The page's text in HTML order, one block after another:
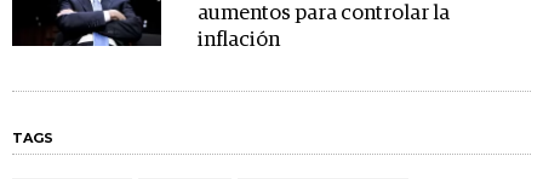
aumentos para controlar la
inflación
TAGS